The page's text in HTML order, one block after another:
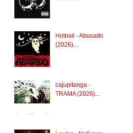
Hotnail - Abusado
(2026)...
cajupitanga -
TRAMA (2026)...